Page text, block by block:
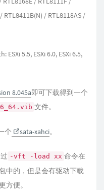
RTL8411B(N) / RTL8118AS /
5.5, ESXi 6.0, ESXi 6.5,
8.045a即可下载得到一个
文件。
个 sata-xahci。
-vft -load xx 命令在
中的，但是会有驱动下载
方便。